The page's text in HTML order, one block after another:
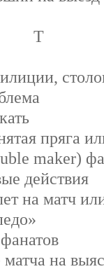
Т
пряга
maker)
действия
на матч
на